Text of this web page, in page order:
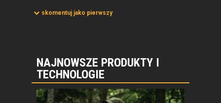
skomentuj jako pierwszy
NAJNOWSZE PRODUKTY I
TECHNOLOGIE